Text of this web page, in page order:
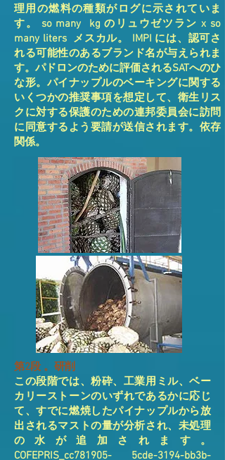
理用の燃料の種類がログに示されていま
す。 so many kg のリュウゼツラン x so
many liters メスカル。 IMPI には、認可さ
れる可能性のあるブランド名が与えられま
す。パドロンのために評価されるSATへのひ
な形。パイナップルのベーキングに関する
いくつかの推奨事項を想定して、衛生リス
クに対する保護のための連邦委員会に訪問
に同意するよう要請が送信されます。依存
関係。
第2段 。研削
この段階では、粉砕、工業用ミル、ベー
カリーストーンのいずれであるかに応じ
て、すでに燃焼したパイナップルから放
出されるマストの量が分析され、未処理
の水が追加されます。
COFEPRIS_cc781905- 5cde-3194-bb3b-